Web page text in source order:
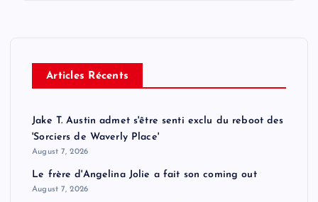
Articles Récents
Jake T. Austin admet s'être senti exclu du reboot des
'Sorciers de Waverly Place'
August 7, 2026
Le frère d'Angelina Jolie a fait son coming out
August 7, 2026